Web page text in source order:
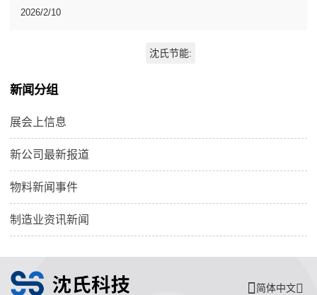
破、落地成果，为行业发展添砖加瓦。
2026/2/10
沈氏节能:
新闻分组
展会上信息
新公司最新报道
物料新闻事件
制造业资讯新闻
简体中文